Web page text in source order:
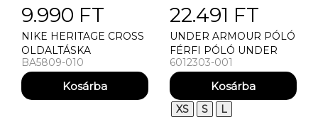
9.990 FT
NIKE HERITAGE CROSS
OLDALTÁSKA
BA5809-010
22.491 FT
UNDER ARMOUR PÓLÓ
FÉRFI PÓLÓ UNDER
ARMOUR UA T2G PIQUE
POLO
6012303-001
XS S L